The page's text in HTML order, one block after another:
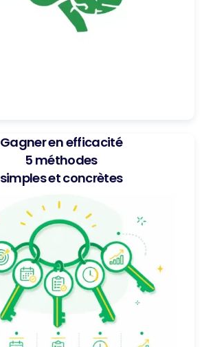
Gagner en efficacité
5 méthodes
simples et concrètes